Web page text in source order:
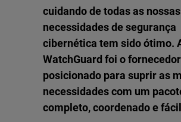
cuidando de todas as nossas
necessidades de segurança
cibernética tem sido ótimo.
WatchGuard foi o
posicionado para suprir as
necessidades com um
completo, coordenado e fácil